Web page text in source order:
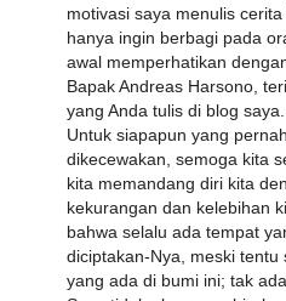
motivasi saya menulis
hanya ingin berbagi pada
awal memperhatikan
Bapak Andreas Harsono,
yang Anda tulis di blog
Untuk siapapun yang
dikecewakan, semoga kita
kita memandang diri kita
kekurangan dan kelebihan
bahwa selalu ada tempat
diciptakan-Nya, meski
yang ada di bumi ini; tak